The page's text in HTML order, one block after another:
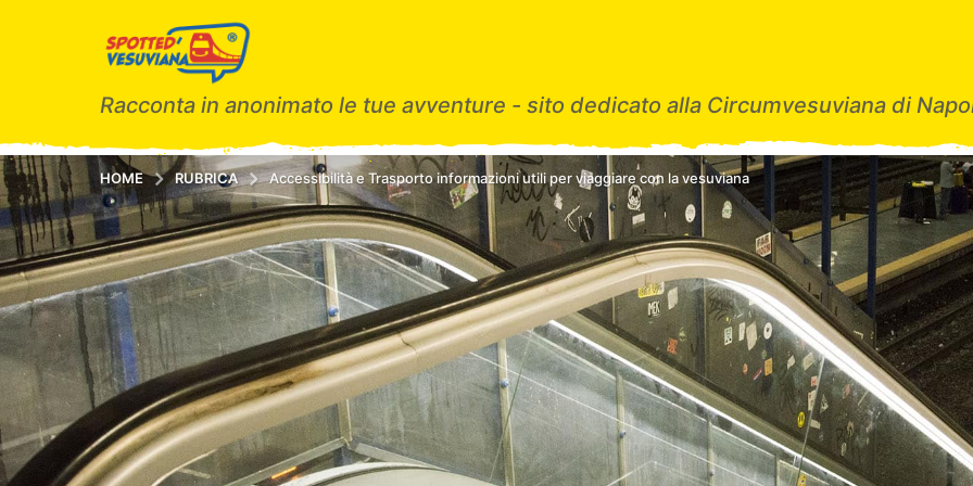
Racconta in anonimato le tue avventure - sito dedicato alla Circumvesuviana di
HOME RUBRICA Accessibilità e Trasporto informazioni utili per viaggiare con la vesuviana